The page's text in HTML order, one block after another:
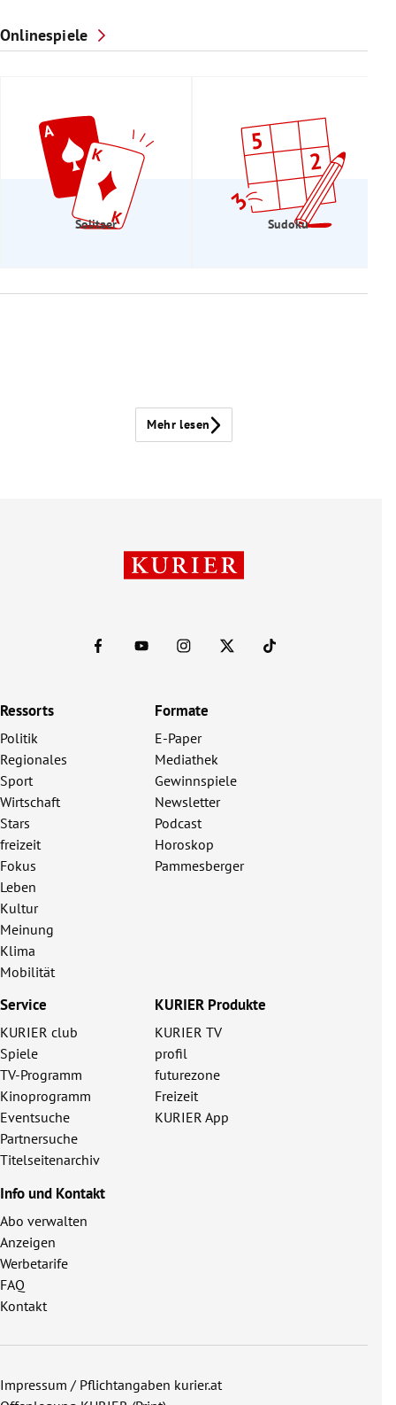
Onlinespiele
Solitaer Sudoku
Mehr lesen
Ressorts
Politik
Regionales
Sport
Wirtschaft
Stars
freizeit
Fokus
Leben
Kultur
Meinung
Klima
Mobilität
Formate
E-Paper
Mediathek
Gewinnspiele
Newsletter
Podcast
Horoskop
Pammesberger
Service
KURIER club
Spiele
TV-Programm
Kinoprogramm
Eventsuche
Partnersuche
Titelseitenarchiv
KURIER Produkte
KURIER TV
profil
futurezone
Freizeit
KURIER App
Info und Kontakt
Abo verwalten
Anzeigen
Werbetarife
FAQ
Kontakt
Impressum / Pflichtangaben kurier.at